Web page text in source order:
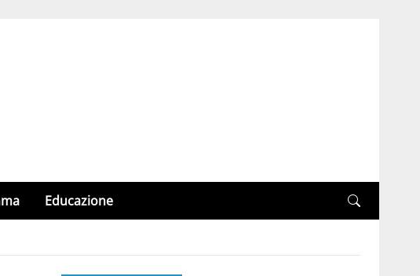
Educazione